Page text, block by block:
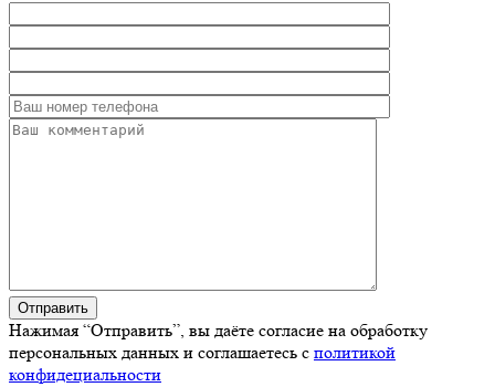
Нажимая “Отправить”, вы даёте согласие на обработку
персональных данных и соглашаетесь с политикой
конфидециальности